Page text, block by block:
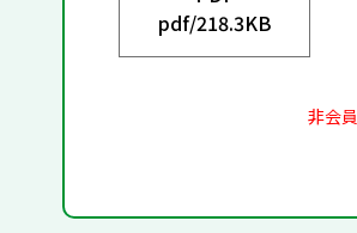
pdf/218.3KB
非会